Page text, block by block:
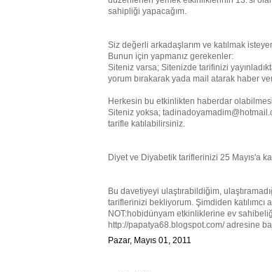
sahipliği yapacağım.
Siz değerli arkadaşlarım ve katılmak
Bunun için yapmanız gerekenler:
Siteniz varsa; Sitenizde tarifinizi
yorum bırakarak yada mail atarak haber
Herkesin bu etkinlikten haberdar
Siteniz yoksa;
tarifle katılabilirsiniz.
Diyet ve Diyabetik tariflerinizi 25 Mayıs'a
Bu davetiyeyi ulaştırabildiğim,
tariflerinizi bekliyorum. Şimdiden katılımcı
NOT:hobidünyam etkinliklerine ev
http://papatya68.blogspot.com/ adresine
Pazar, Mayıs 01, 2011